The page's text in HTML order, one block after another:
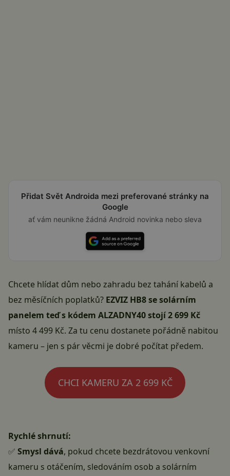
Přidat Svět Androida mezi preferované stránky na
Google
ať vám neunikne žádná Android novinka nebo sleva
Chcete hlídat dům nebo zahradu bez tahání kabelů a
bez měsíčních poplatků? EZVIZ HB8 se solárním
panelem teď s kódem ALZADNY40 stojí 2 699 Kč
místo 4 499 Kč. Za tu cenu dostanete pořádně nabitou
kameru – jen s pár věcmi je dobré počítat předem.
CHCI KAMERU ZA 2 699 KČ
Rychlé shrnutí:
✅ Smysl dává, pokud chcete bezdrátovou venkovní
kameru s otáčením, sledováním osob a solárním